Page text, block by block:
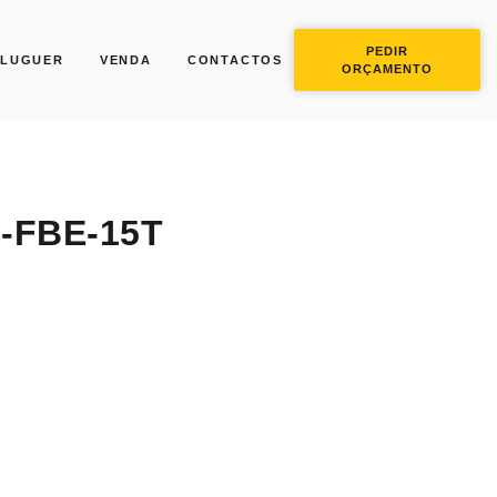
VENDA CONTACTOS
PEDIR
ORÇAMENTO
FBE-15T